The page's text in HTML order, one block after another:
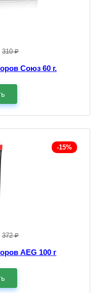
310 ₽
Союз 60 г.
-15%
372 ₽
AEG 100 г